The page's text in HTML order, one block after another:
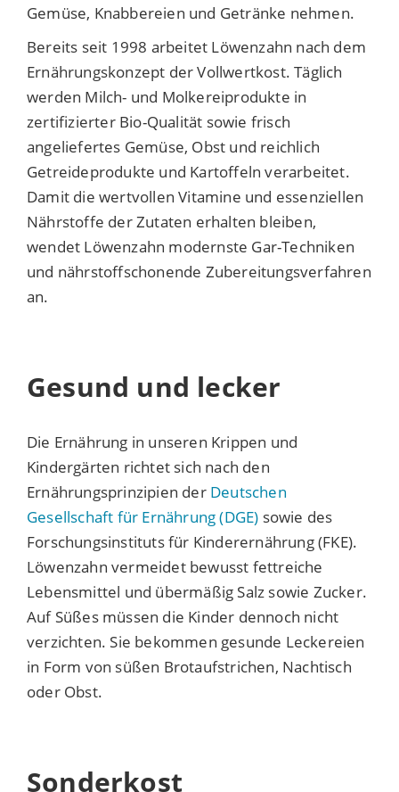
Gemüse, Knabbereien und Getränke nehmen.
Bereits seit 1998 arbeitet Löwenzahn nach dem
Ernährungskonzept der Vollwertkost. Täglich
werden Milch- und Molkereiprodukte in
zertifizierter Bio-Qualität sowie frisch
angeliefertes Gemüse, Obst und reichlich
Getreideprodukte und Kartoffeln verarbeitet.
Damit die wertvollen Vitamine und essenziellen
Nährstoffe der Zutaten erhalten bleiben,
wendet Löwenzahn modernste Gar-Techniken
und nährstoffschonende Zubereitungsverfahren
an.
Gesund und lecker
Die Ernährung in unseren Krippen und
Kindergärten richtet sich nach den
Ernährungsprinzipien der Deutschen
Gesellschaft für Ernährung (DGE) sowie des
Forschungsinstituts für Kinderernährung (FKE).
Löwenzahn vermeidet bewusst fettreiche
Lebensmittel und übermäßig Salz sowie Zucker.
Auf Süßes müssen die Kinder dennoch nicht
verzichten. Sie bekommen gesunde Leckereien
in Form von süßen Brotaufstrichen, Nachtisch
oder Obst.
Sonderkost